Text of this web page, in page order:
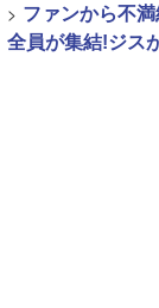
> ファンから不
全員が集結!ジス